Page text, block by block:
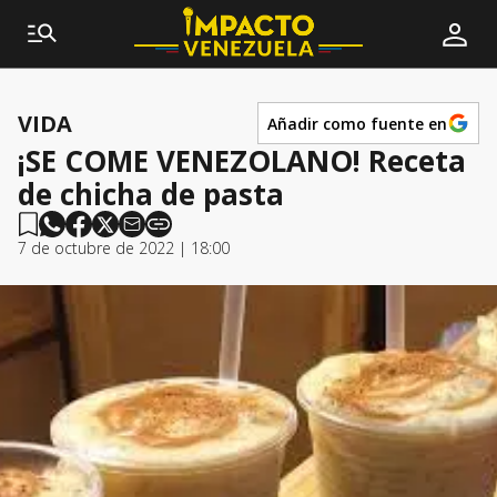
VIDA Añadir como fuente en
¡SE COME VENEZOLANO! Receta
de chicha de pasta
7 de octubre de 2022 | 18:00